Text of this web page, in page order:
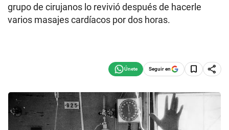
grupo de cirujanos lo revivió después de hacerle
varios masajes cardíacos por dos horas.
Seguir en